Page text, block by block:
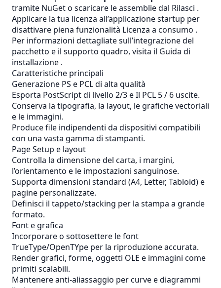
tramite NuGet o scaricare le assemblie dal Rilasci .
Applicare la tua licenza all’applicazione startup per
disattivare piena funzionalità Licenza a consumo .
Per informazioni dettagliate sull’integrazione del
pacchetto e il supporto quadro, visita il Guida di
installazione .
Caratteristiche principali
Generazione PS e PCL di alta qualità
Esporta PostScript di livello 2/3 eIl PCL 5 / 6 uscite.
Conserva la tipografia, la layout, le grafiche vectoriali
e le immagini.
Produce file indipendenti da dispositivi compatibili
con una vasta gamma di stampanti.
Page Setup e layout
Controlla la dimensione del carta, i margini,
l’orientamento e le impostazioni sanguinose.
Supporta dimensioni standard (A4, Letter, Tabloid) e
pagine personalizzate.
Definisci il tappeto/stacking per la stampa a grande
formato.
Font e grafica
Incorporare o sottosettere le font
TrueType/OpenTYpe per la riproduzione accurata.
Render grafici, forme, oggetti OLE e immagini come
primiti scalabili.
Mantenere anti-aliassaggio per curve e diagrammi